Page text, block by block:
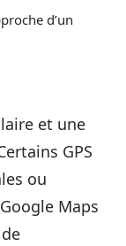
d’un
et une
GPS
ou
Maps